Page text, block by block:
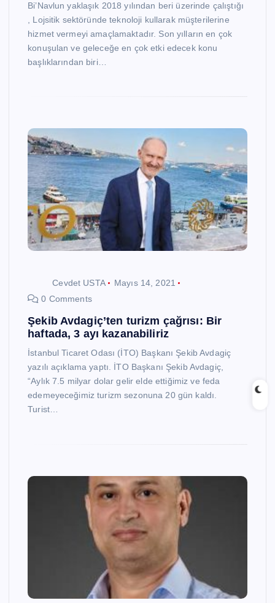
Bi’Navlun yaklaşık 2018 yılından beri üzerinde çalıştığı
, Lojsitik sektöründe teknoloji kullarak müşterilerine
hizmet vermeyi amaçlamaktadır. Son yılların en çok
konuşulan ve geleceğe en çok etki edecek konu
başlıklarından biri…
Cevdet USTA
Mayıs 14, 2021
0 Comments
Şekib Avdagiç’ten turizm çağrısı: Bir
haftada, 3 ayı kazanabiliriz
İstanbul Ticaret Odası (İTO) Başkanı Şekib Avdagiç
yazılı açıklama yaptı. İTO Başkanı Şekib Avdagiç,
“Aylık 7.5 milyar dolar gelir elde ettiğimiz ve feda
edemeyeceğimiz turizm sezonuna 20 gün kaldı.
Turist…